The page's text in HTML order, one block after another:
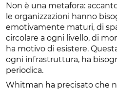
Non è una metafora:
le organizzazioni hanno
emotivamente maturi, di
circolare a ogni livello, di
ha motivo di esistere.
ogni infrastruttura, ha
periodica.
Whitman ha precisato che